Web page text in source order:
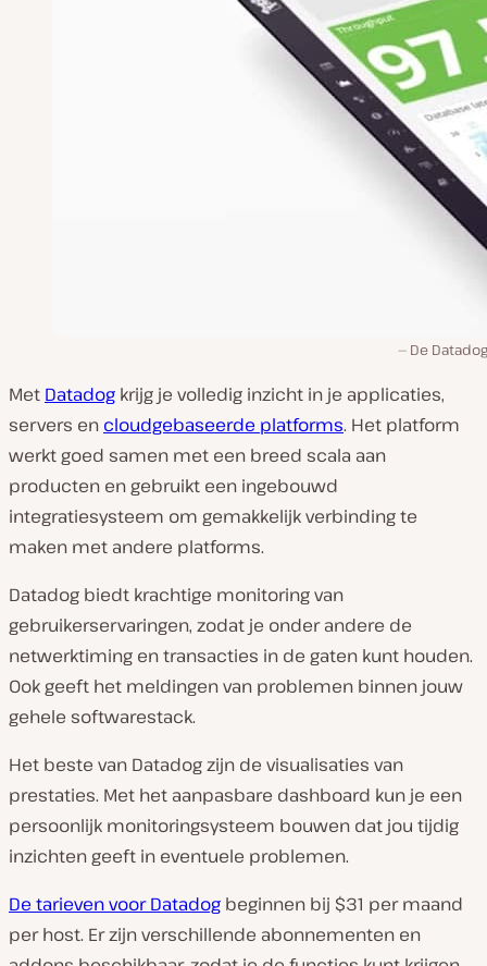
De
Met Datadog krijg je volledig inzicht in je applicaties,
servers en cloudgebaseerde platforms. Het platform
werkt goed samen met een breed scala aan
producten en gebruikt een ingebouwd
integratiesysteem om gemakkelijk verbinding te
maken met andere platforms.
Datadog biedt krachtige monitoring van
gebruikerservaringen, zodat je onder andere de
netwerktiming en transacties in de gaten kunt houden.
Ook geeft het meldingen van problemen binnen jouw
gehele softwarestack.
Het beste van Datadog zijn de visualisaties van
prestaties. Met het aanpasbare dashboard kun je een
persoonlijk monitoringsysteem bouwen dat jou tijdig
inzichten geeft in eventuele problemen.
De tarieven voor Datadog beginnen bij $31 per maand
per host. Er zijn verschillende abonnementen en